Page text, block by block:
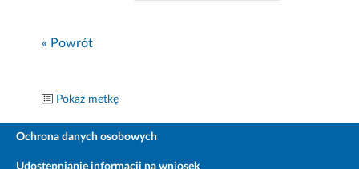
« Powrót
Pokaż metkę
Ochrona danych osobowych
Udostępnianie informacji na wniosek